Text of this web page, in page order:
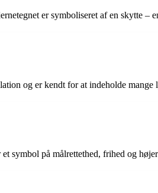
er symboliseret af en skytte –
og er kendt for at indeholde
symbol på målrettethed, frihed og